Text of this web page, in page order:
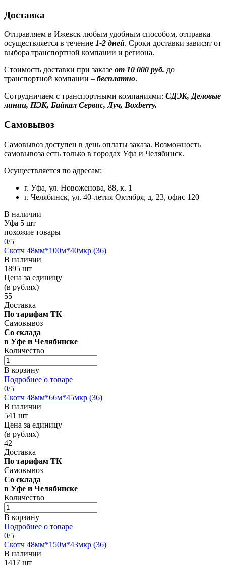
Доставка
Отправляем в Ижевск любым удобным способом, отправка
осуществляется в течение 1-2 дней. Сроки доставки зависят от
выбора транспортной компании и региона.
Стоимость доставки при заказе от 10 000 руб. до
транспортной компании – бесплатно.
Сотрудничаем с транспортными компаниями: СДЭК, Деловые
линии, ПЭК, Байкал Сервис, Луч, Boxberry.
Самовывоз
Самовывоз доступен в день оплаты заказа. Возможность
самовывоза есть только в городах Уфа и Челябинск.
Осуществляется по адресам:
г. Уфа, ул. Новоженова, 88, к. 1
г. Челябинск, ул. 40-летия Октября, д. 23, офис 120
В наличии
Уфа 5 шт
похожие товары
0/5
Скотч 48мм*100м*40мкр (36)
В наличии
1895 шт
Цена за единицу
(в рублях)
55
Доставка
По тарифам ТК
Самовывоз
Со склада
в Уфе и Челябинске
Количество
В корзину
Подробнее о товаре
0/5
Скотч 48мм*66м*45мкр (36)
В наличии
541 шт
Цена за единицу
(в рублях)
42
Доставка
По тарифам ТК
Самовывоз
Со склада
в Уфе и Челябинске
Количество
В корзину
Подробнее о товаре
0/5
Скотч 48мм*150м*43мкр (36)
В наличии
1417 шт